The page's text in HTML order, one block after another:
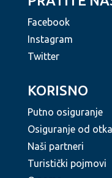
Facebook
Instagram
Twitter
KORISNO
Putno osiguranje
Osiguranje od
Naši partneri
Turistički pojmovi